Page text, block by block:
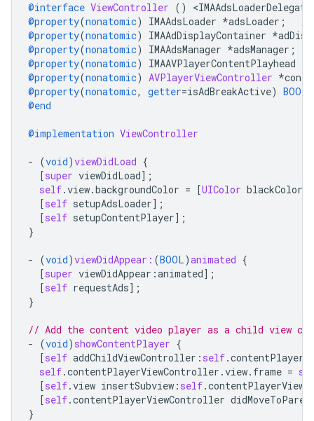
@interface ViewController () <IMAAdsLoaderDelegate
@property(nonatomic) IMAAdsLoader *adsLoader ;
@property(nonatomic) IMAAdDisplayContainer *
@property(nonatomic) IMAAdsManager *adsManager ;
@property(nonatomic) IMAAVPlayerContentPlayhead
@property(nonatomic) AVPlayerViewController *
@property(nonatomic, getter=isAdBreakActive) BOOL
@end
@implementation ViewController
- (void)viewDidLoad {
[super viewDidLoad];
self.view.backgroundColor = [UIColor blackColor
[self setupAdsLoader];
[self setupContentPlayer];
}
- (void)viewDidAppear: (BOOL)animated {
[super viewDidAppear :animated];
[self requestAds];
}
// Add the content video player as a child view
-
(void) showContentPlayer {
[self addChildViewController : self.
self.contentPlayerViewController .view. frame =
[self.view insertSubview : self.
[self.contentPlayerViewController
}